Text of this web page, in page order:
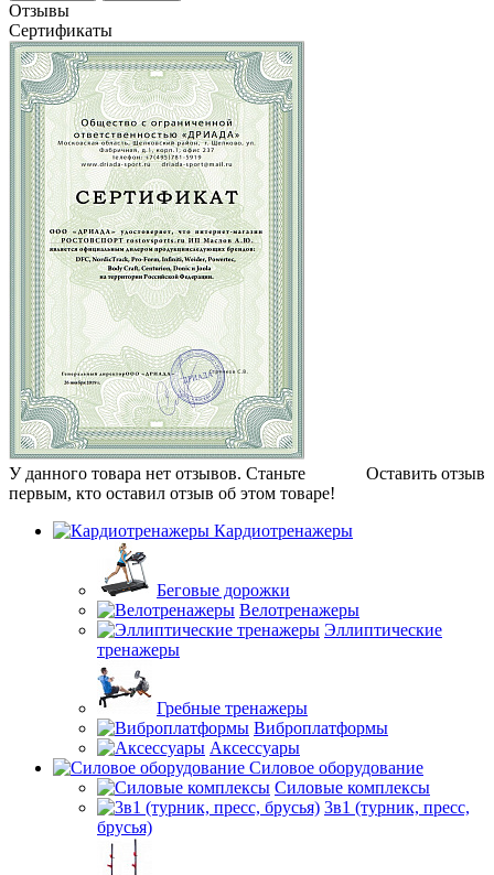
Отзывы
Сертификаты
Оставить отзыв
У данного товара нет отзывов. Станьте
первым, кто оставил отзыв об этом товаре!
Кардиотренажеры
Беговые дорожки
Велотренажеры
Эллиптические
тренажеры
Гребные тренажеры
Виброплатформы
Аксессуары
Силовое оборудование
Силовые комплексы
3в1 (турник, пресс,
брусья)